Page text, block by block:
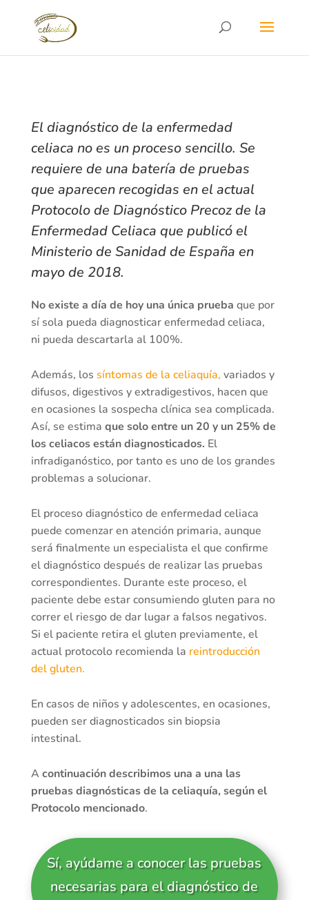
El diagnóstico de la enfermedad
celiaca no es un proceso sencillo. Se
requiere de una batería de pruebas
que aparecen recogidas en el actual
Protocolo de Diagnóstico Precoz de la
Enfermedad Celiaca que publicó el
Ministerio de Sanidad de España en
mayo de 2018.
No existe a día de hoy una única prueba que por
sí sola pueda diagnosticar enfermedad celiaca,
ni pueda descartarla al 100%.
Además, los síntomas de la celiaquía, variados y
difusos, digestivos y extradigestivos, hacen que
en ocasiones la sospecha clínica sea complicada.
Así, se estima que solo entre un 20 y un 25% de
los celiacos están diagnosticados. El
infradiganóstico, por tanto es uno de los grandes
problemas a solucionar.
El proceso diagnóstico de enfermedad celiaca
puede comenzar en atención primaria, aunque
será finalmente un especialista el que confirme
el diagnóstico después de realizar las pruebas
correspondientes. Durante este proceso, el
paciente debe estar consumiendo gluten para no
correr el riesgo de dar lugar a falsos negativos.
Si el paciente retira el gluten previamente, el
actual protocolo recomienda la reintroducción
del gluten.
En casos de niños y adolescentes, en ocasiones,
pueden ser diagnosticados sin biopsia
intestinal.
A continuación describimos una a una las
pruebas diagnósticas de la celiaquía, según el
Protocolo mencionado.
Sí, ayúdame a conocer las pruebas
necesarias para el diagnóstico de